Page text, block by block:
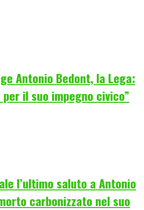
Antonio Bedont, la Lega:
il suo impegno civico”
l’ultimo saluto a Antonio
carbonizzato nel suo